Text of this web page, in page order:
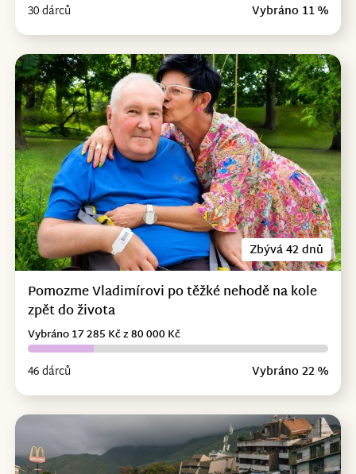
30 dárců Vybráno 11 %
Zbývá 42 dnů
Pomozme Vladimírovi po těžké nehodě na kole
zpět do života
46 dárců Vybráno 22 %
Vybráno 17 285 Kč z 80 000 Kč